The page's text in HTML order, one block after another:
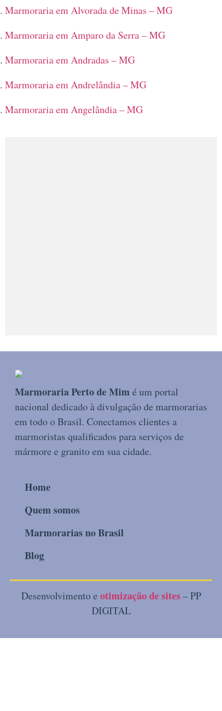
Marmoraria em Alvorada de Minas – MG
Marmoraria em Amparo da Serra – MG
Marmoraria em Andradas – MG
Marmoraria em Andrelândia – MG
Marmoraria em Angelândia – MG
Marmoraria Perto de Mim é um portal
nacional dedicado à divulgação de marmorarias
em todo o Brasil. Conectamos clientes a
marmoristas qualificados para serviços de
mármore e granito em sua cidade.
Home
Quem somos
Marmorarias no Brasil
Blog
Desenvolvimento e otimização de sites – PP
DIGITAL